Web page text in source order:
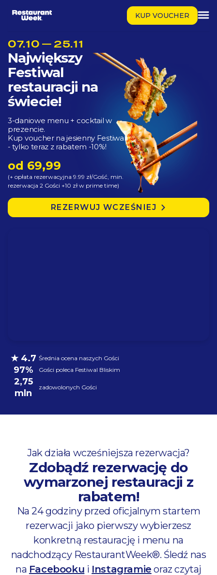
KUP VOUCHER
07.10 — 25.11
Największy
Festiwal
restauracji na
świecie!
3-daniowe menu + cocktail w
prezencie.
Kup voucher na jesienny Festiwal
- tylko teraz z rabatem -10%!
od 69,99
(+ opłata rezerwacyjna 9.99 zł/Gość, min.
rezerwacja 2 Gości +10 zł w prime time)
REZERWUJ WCZEŚNIEJ
★ 4.7 Średnia ocena naszych Gości
97% Gości poleca Festiwal Bliskim
2,75
mln
zadowolonych Gości
Jak działa wcześniejsza rezerwacja?
Zdobądź rezerwację do
wymarzonej restauracji z
rabatem!
Na 24 godziny przed oficjalnym startem
rezerwacji jako pierwszy wybierzesz
konkretną restaurację i menu na
nadchodzący RestaurantWeek®. Śledź nas
na Facebooku i Instagramie oraz czytaj